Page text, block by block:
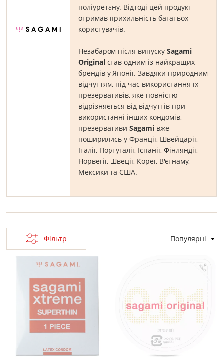
поліуретану. Відтоді цей продукт
отримав прихильність багатьох
користувачів.
Незабаром після випуску Sagami
Original став одним із найкращих
брендів у Японії. Завдяки природним
відчуттям, під час використання їх
презервативів, яке повністю
відрізняється від відчуттів при
використанні інших кондомів,
презервативи Sagami вже
поширились у Франції, Швейцарії,
Італії, Португалії, Іспанії, Фінляндії,
Норвегії, Швеції, Кореї, В'єтнаму,
Мексики та США.
Фільтр Популярні